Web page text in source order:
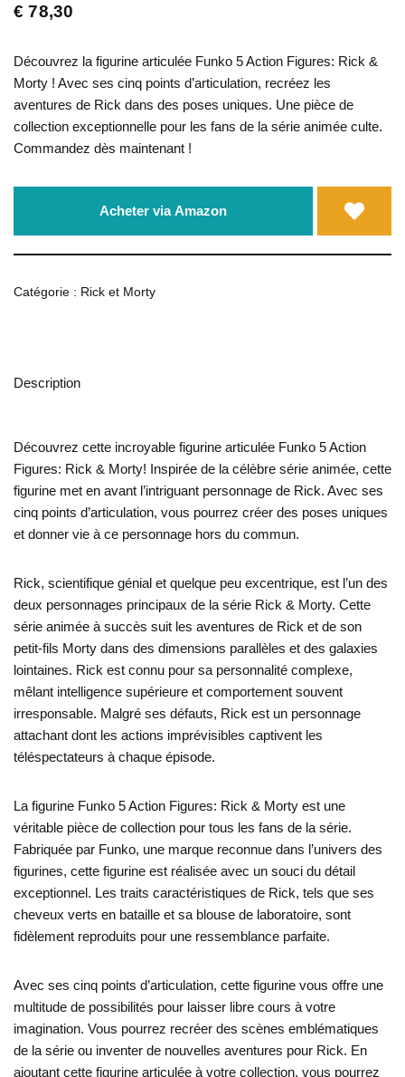
€ 78,30
Découvrez la figurine articulée Funko 5 Action Figures: Rick &
Morty ! Avec ses cinq points d’articulation, recréez les
aventures de Rick dans des poses uniques. Une pièce de
collection exceptionnelle pour les fans de la série animée culte.
Commandez dès maintenant !
Acheter via Amazon
Catégorie : Rick et Morty
Description
Découvrez cette incroyable figurine articulée Funko 5 Action
Figures: Rick & Morty! Inspirée de la célèbre série animée, cette
figurine met en avant l’intriguant personnage de Rick. Avec ses
cinq points d’articulation, vous pourrez créer des poses uniques
et donner vie à ce personnage hors du commun.
Rick, scientifique génial et quelque peu excentrique, est l’un des
deux personnages principaux de la série Rick & Morty. Cette
série animée à succès suit les aventures de Rick et de son
petit-fils Morty dans des dimensions parallèles et des galaxies
lointaines. Rick est connu pour sa personnalité complexe,
mêlant intelligence supérieure et comportement souvent
irresponsable. Malgré ses défauts, Rick est un personnage
attachant dont les actions imprévisibles captivent les
téléspectateurs à chaque épisode.
La figurine Funko 5 Action Figures: Rick & Morty est une
véritable pièce de collection pour tous les fans de la série.
Fabriquée par Funko, une marque reconnue dans l’univers des
figurines, cette figurine est réalisée avec un souci du détail
exceptionnel. Les traits caractéristiques de Rick, tels que ses
cheveux verts en bataille et sa blouse de laboratoire, sont
fidèlement reproduits pour une ressemblance parfaite.
Avec ses cinq points d’articulation, cette figurine vous offre une
multitude de possibilités pour laisser libre cours à votre
imagination. Vous pourrez recréer des scènes emblématiques
de la série ou inventer de nouvelles aventures pour Rick. En
ajoutant cette figurine articulée à votre collection, vous pourrez